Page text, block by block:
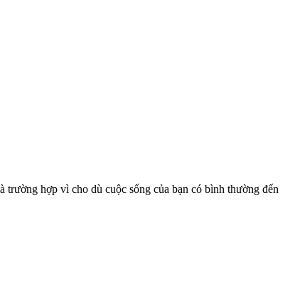
hợp vì cho dù cuộc sống của bạn có bình thường đến